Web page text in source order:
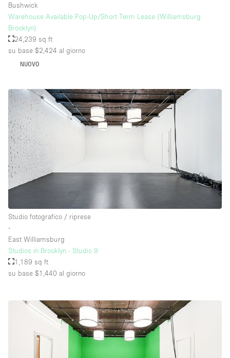
Bushwick
Warehouse Available Pop-Up/Short Term Lease (Williamsburg
Brooklyn)
24,239 sq ft
su base $2,424 al giorno
NUOVO
Studio fotografico / riprese
∙
East Williamsburg
Studios in Brooklyn - Studio 9
1,189 sq ft
su base $1,440 al giorno